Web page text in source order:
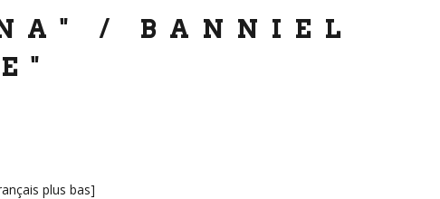
/ BANNIEL
plus bas]